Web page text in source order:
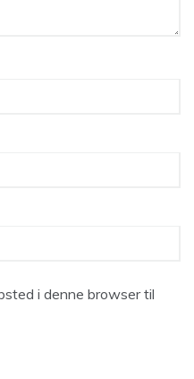
i denne browser til